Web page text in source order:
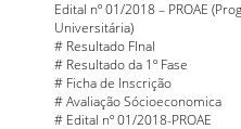
Edital nº 01/2018 – PROAE
Universitária)
# Resultado FInal
# Resultado da 1º Fase
# Ficha de Inscrição
#Avaliação Sócioeconomica
# Edital nº 01/2018-PROAE